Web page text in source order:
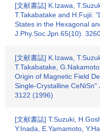
[文献書誌] K.Izawa,
T.Takabatake and H.Fujii:
States in the Hexagonal
J.Phy.Soc.Jpn.65(10).
[文献書誌] K.Izawa,
T.Takabatake,
Origin of Magnetic Field
Single-Crystalline
3122 (1996)
[文献書誌] T.Suzuki,
Y.Inada, E.Yamamoto,